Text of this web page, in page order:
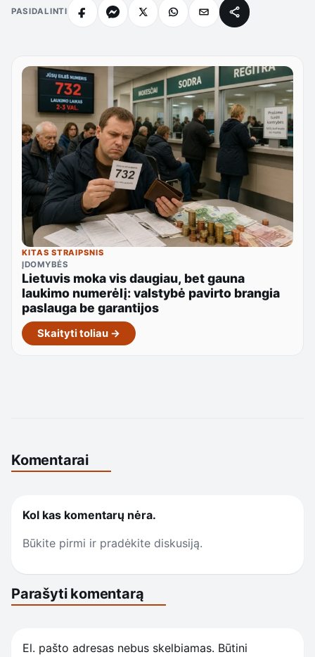
PASIDALINTI
KITAS STRAIPSNIS
ĮDOMYBĖS
Lietuvis moka vis daugiau, bet gauna
laukimo numerėlį: valstybė pavirto brangia
paslauga be garantijos
Skaityti toliau →
Komentarai
Kol kas komentarų nėra.
Būkite pirmi ir pradėkite diskusiją.
Parašyti komentarą
El. pašto adresas nebus skelbiamas. Būtini